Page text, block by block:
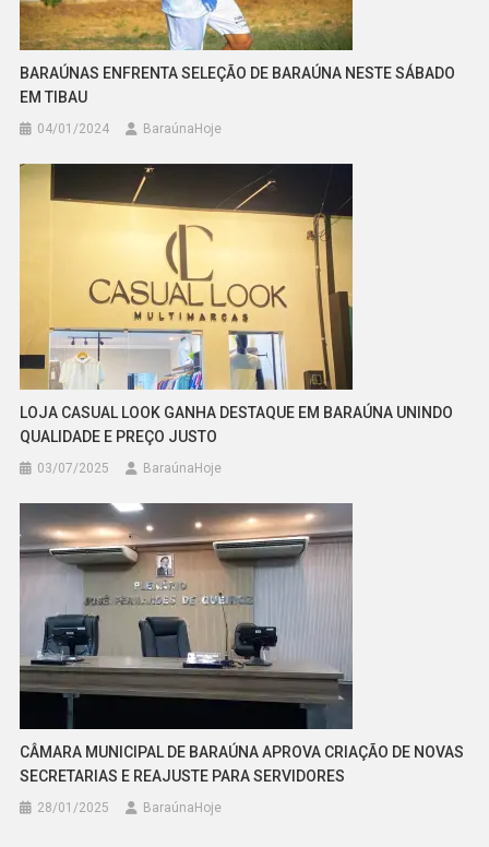
BARAÚNAS ENFRENTA SELEÇÃO DE BARAÚNA NESTE SÁBADO
EM TIBAU
04/01/2024 BaraúnaHoje
LOJA CASUAL LOOK GANHA DESTAQUE EM BARAÚNA UNINDO
QUALIDADE E PREÇO JUSTO
03/07/2025 BaraúnaHoje
CÂMARA MUNICIPAL DE BARAÚNA APROVA CRIAÇÃO DE NOVAS
SECRETARIAS E REAJUSTE PARA SERVIDORES
28/01/2025 BaraúnaHoje